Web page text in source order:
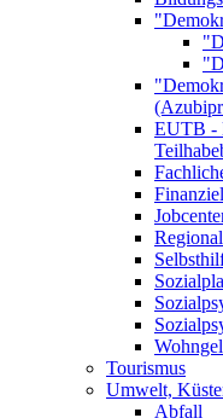
EUTB -
Tourismus
Umwelt,
Abfall